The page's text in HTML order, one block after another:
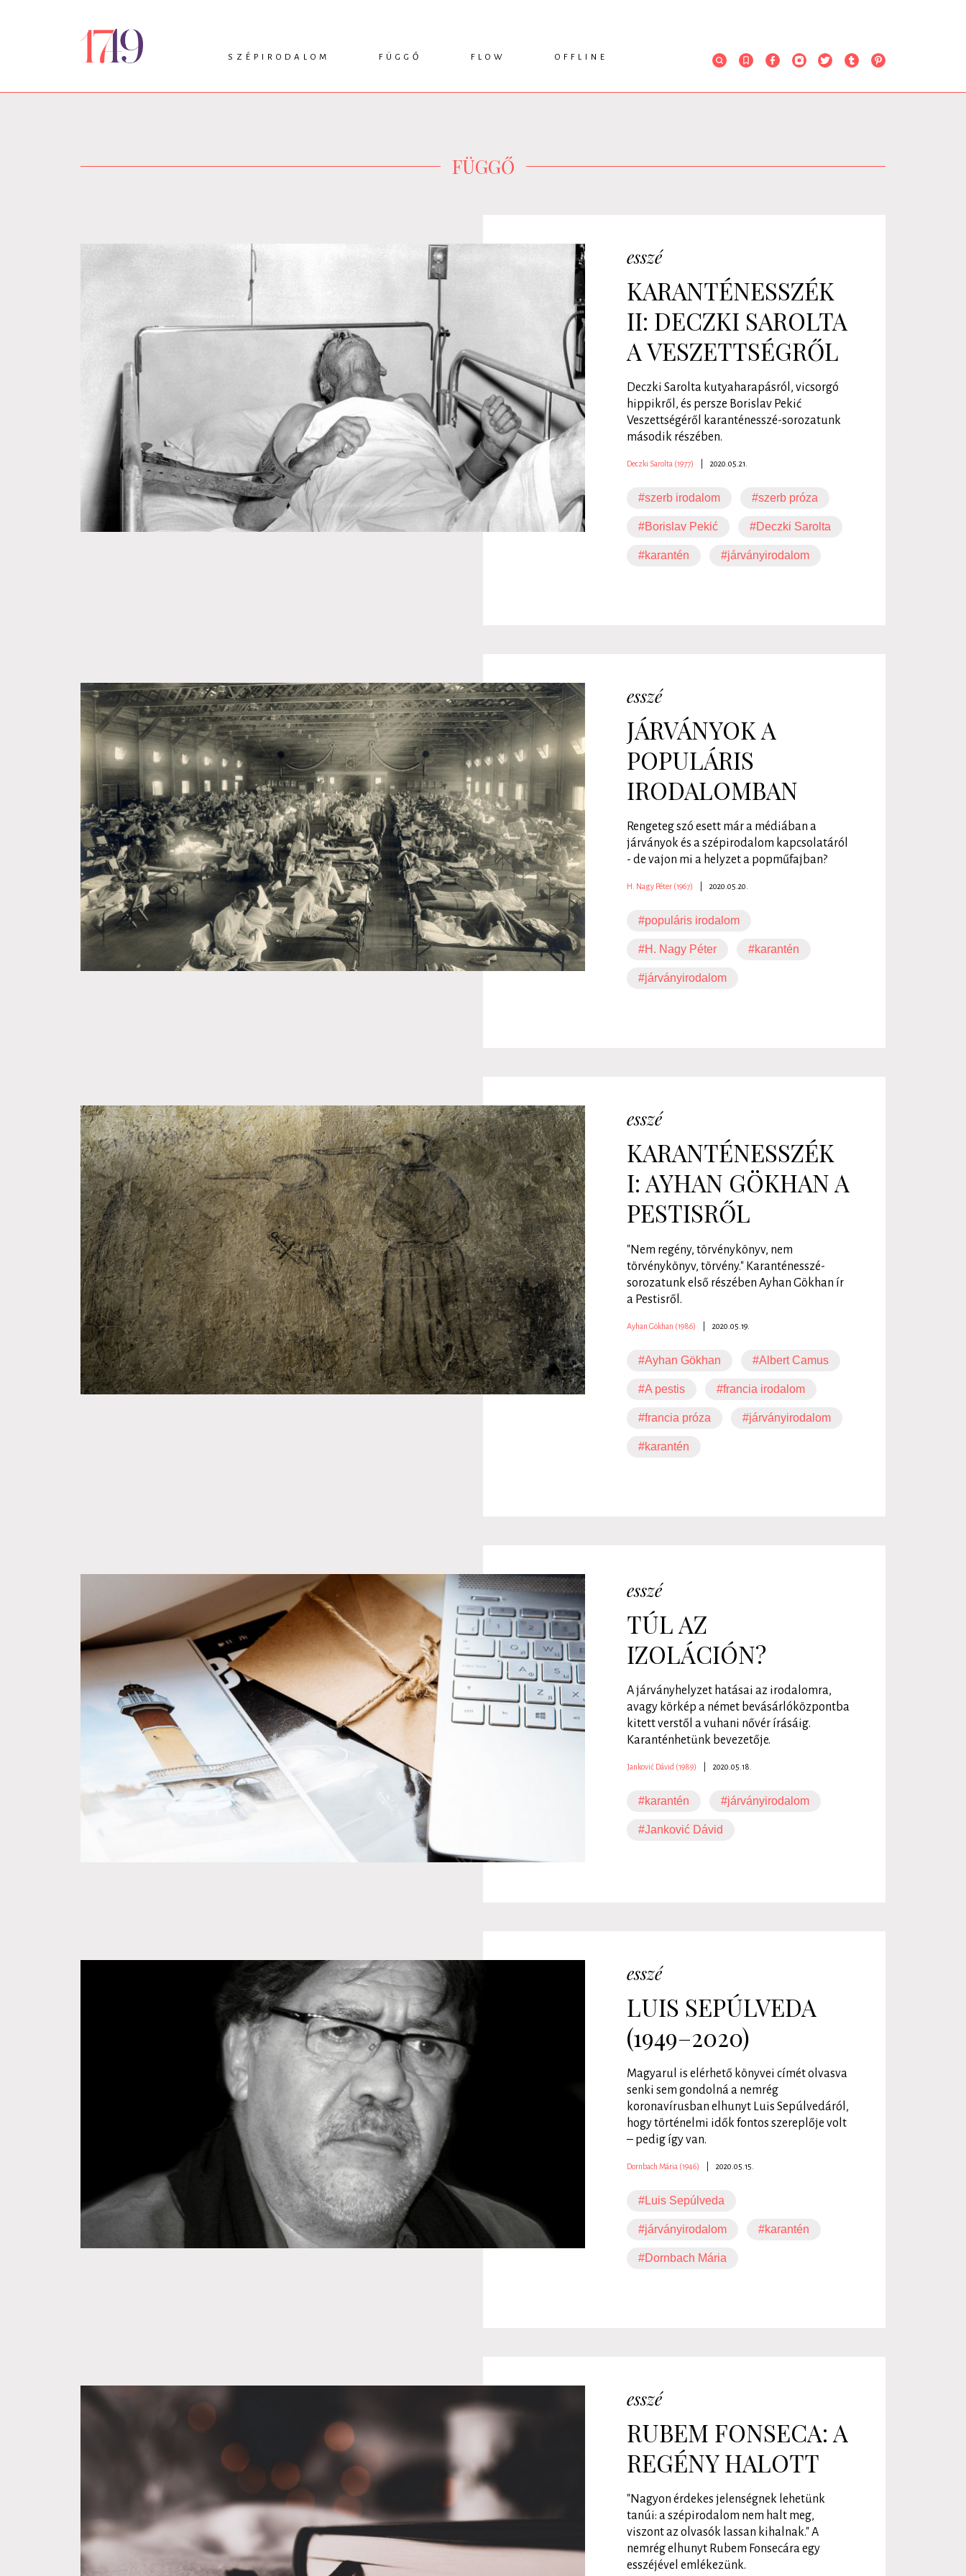
SZÉPIRODALOM
VERS
FÜGGŐ
KRITIKA
FLOW
INTERJÚ
OFFLINE
RENDEZVÉNYEK
FÜGGŐ
esszé
KARANTÉNESSZÉK
II: DECZKI SAROLTA
A VESZETTSÉGRŐL
Deczki Sarolta kutyaharapásról, vicsorgó
hippikről, és persze Borislav Pekić
Veszettségéről karanténesszé-sorozatunk
második részében.
Deczki Sarolta (1977) 2020.05.21.
#szerb irodalom #szerb próza
#Borislav Pekić #Deczki Sarolta
#karantén #járványirodalom
esszé
JÁRVÁNYOK A
POPULÁRIS
IRODALOMBAN
Rengeteg szó esett már a médiában a
járványok és a szépirodalom kapcsolatáról
- de vajon mi a helyzet a popműfajban?
H. Nagy Péter (1967) 2020.05.20.
#populáris irodalom
#H. Nagy Péter #karantén
#járványirodalom
esszé
KARANTÉNESSZÉK
I: AYHAN GÖKHAN A
PESTISRŐL
"Nem regény, törvénykönyv, nem
törvénykönyv, törvény." Karanténesszé-
sorozatunk első részében Ayhan Gökhan ír
a Pestisről.
Ayhan Gökhan (1986) 2020.05.19.
#Ayhan Gökhan #Albert Camus
#A pestis #francia irodalom
#francia próza #járványirodalom
#karantén
esszé
TÚL AZ
IZOLÁCIÓN?
A járványhelyzet hatásai az irodalomra,
avagy körkép a német bevásárlóközpontba
kitett verstől a vuhani nővér írásáig.
Karanténhetünk bevezetője.
Janković Dávid (1989) 2020.05.18.
#karantén #járványirodalom
#Janković Dávid
esszé
LUIS SEPÚLVEDA
(1949–2020)
Magyarul is elérhető könyvei címét olvasva
senki sem gondolná a nemrég
koronavírusban elhunyt Luis Sepúlvedáról,
hogy történelmi idők fontos szereplője volt
– pedig így van.
Dornbach Mária (1946) 2020.05.15.
#Luis Sepúlveda
#járványirodalom #karantén
#Dornbach Mária
esszé
RUBEM FONSECA: A
REGÉNY HALOTT
"Nagyon érdekes jelenségnek lehetünk
tanúi: a szépirodalom nem halt meg,
viszont az olvasók lassan kihalnak." A
nemrég elhunyt Rubem Fonsecára egy
esszéjével emlékezünk.